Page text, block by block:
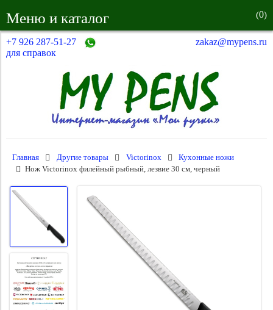
Меню и каталог (0)
+7 926 287-51-27
для справок
zakaz@mypens.ru
Главная Другие товары Victorinox
Кухонные ножи
Нож Victorinox филейный рыбный, лезвие 30 см, черный